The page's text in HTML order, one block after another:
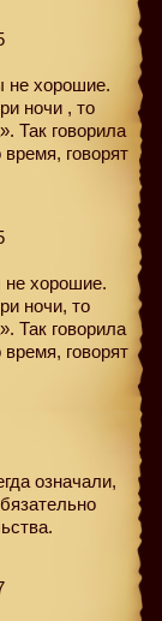
не хорошие.
ночи , то
Так говорила
говорят
не хорошие.
ночи, то
Так говорила
говорят
означали,